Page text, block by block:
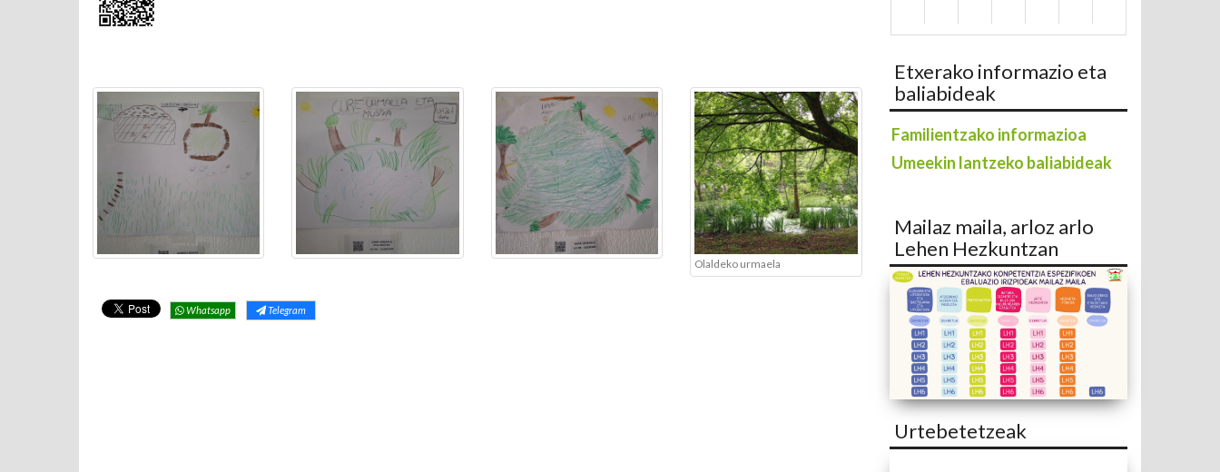
Olaldeko urmaela
Whatsapp Telegram
Etxerako informazio eta
baliabideak
Familientzako informazioa
Umeekin lantzeko baliabideak
Mailaz maila, arloz arlo
Lehen Hezkuntzan
Urtebetetzeak